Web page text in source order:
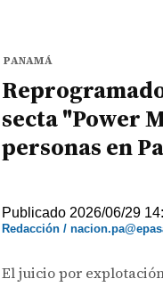
PANAMÁ
secta "Power
personas en
Publicado 2026/06/29
Redacción /
El juicio por